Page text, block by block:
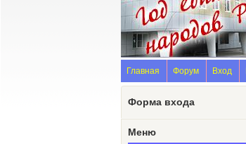
Главная Форум Вход
Форма входа
Меню